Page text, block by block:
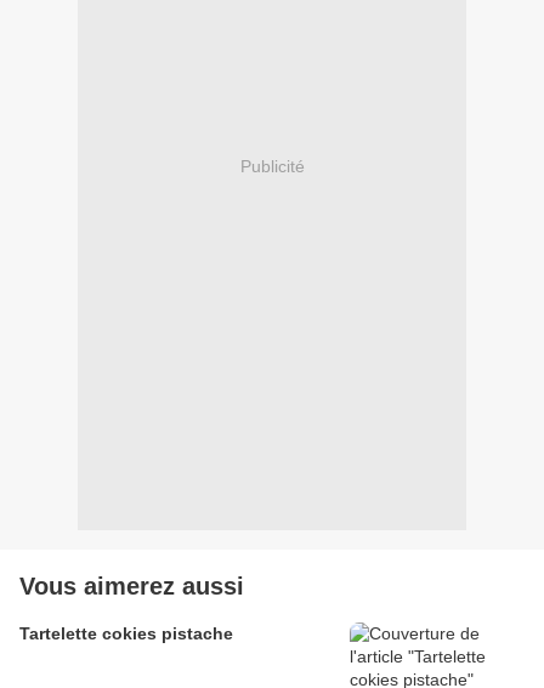
Publicité
Vous aimerez aussi
Tartelette cokies pistache